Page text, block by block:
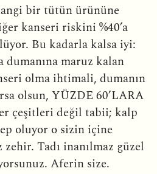
bir tütün ürününe
kanseri riskini %40’a
Bu kadarla kalsa iyi:
maruz kalan
olma ihtimali, dumanın
olsun, YÜZDE 60’LARA
çeşitleri değil tabii; kalp
oluyor o sizin içine
zehir. Tadı inanılmaz güzel
Aferin size.